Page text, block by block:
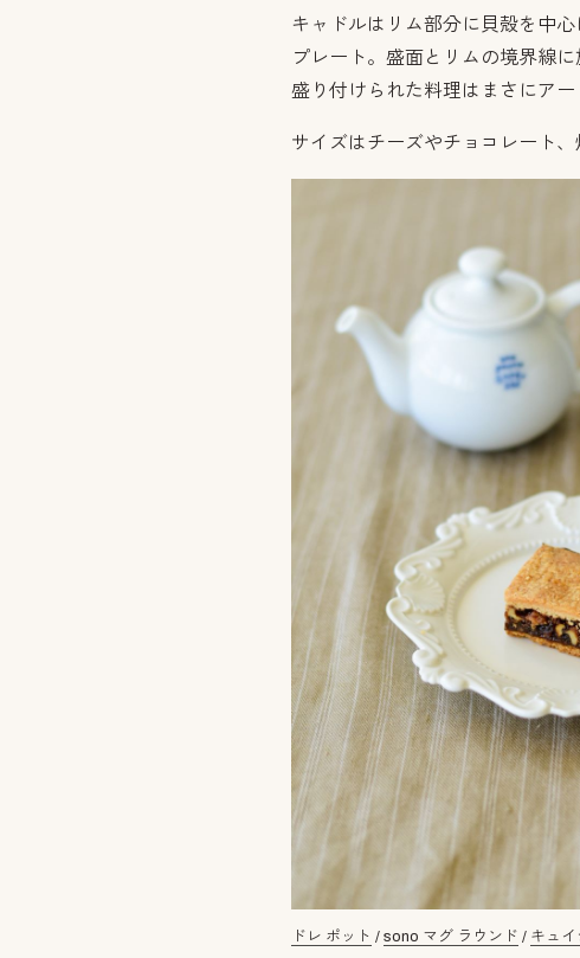
キャドルはリム部分に貝殻を中
プレート。盛面とリムの境界線
盛り付けられた料理はまさにアー
サイズはチーズやチョコレート、
ドレ ポット /sono マグ ラウンド / キュ